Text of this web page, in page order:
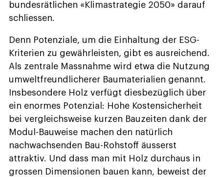
bundesrätlichen «Klimastrategie 2050» darauf
schliessen.
Denn Potenziale, um die Einhaltung der ESG-
Kriterien zu gewährleisten, gibt es ausreichend.
Als zentrale Massnahme wird etwa die Nutzung
umweltfreundlicherer Baumaterialien genannt.
Insbesondere Holz verfügt diesbezüglich über
ein enormes Potenzial: Hohe Kostensicherheit
bei vergleichsweise kurzen Bauzeiten dank der
Modul-Bauweise machen den natürlich
nachwachsenden Bau-Rohstoff äusserst
attraktiv. Und dass man mit Holz durchaus in
grossen Dimensionen bauen kann, beweist der